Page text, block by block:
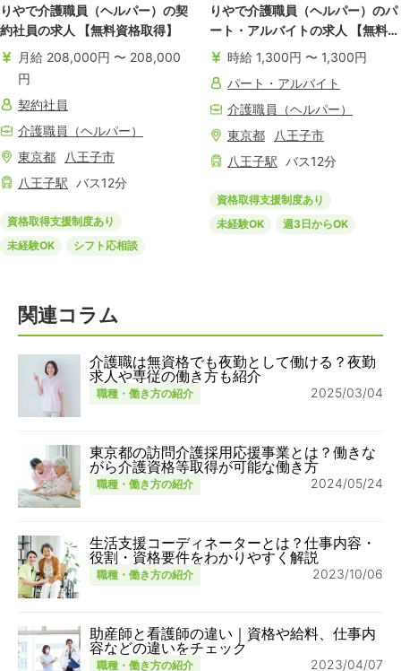
りやで介護職員（ヘルパー）の契
約社員の求人 【無料資格取得】
月給 208,000円 〜 208,000
円
契約社員
介護職員（ヘルパー）
東京都
八王子市
八王子駅 バス12分
資格取得支援制度あり
未経験OK
シフト応相談
りやで介護職員（ヘルパー）のパ
ート・アルバイトの求人 【無料資
格取得】
時給 1,300円 〜 1,300円
パート・アルバイト
介護職員（ヘルパー）
東京都
八王子市
八王子駅 バス12分
資格取得支援制度あり
未経験OK
週3日からOK
関連コラム
介護職は無資格でも夜勤として働ける？夜勤
求人や専従の働き方も紹介
職種・働き方の紹介 2025/03/04
東京都の訪問介護採用応援事業とは？働きな
がら介護資格等取得が可能な働き方
職種・働き方の紹介 2024/05/24
生活支援コーディネーターとは？仕事内容・
役割・資格要件をわかりやすく解説
職種・働き方の紹介 2023/10/06
助産師と看護師の違い｜資格や給料、仕事内
容などの違いをチェック
職種・働き方の紹介 2023/04/07